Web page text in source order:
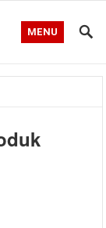
MENU